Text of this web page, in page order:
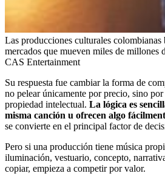
Las producciones culturales colombianas
mercados que mueven miles de millones
CAS Entertainment
Su respuesta fue cambiar la forma de
no pelear únicamente por precio, sino
propiedad intelectual. La lógica es
misma canción u ofrecen algo
se convierte en el principal factor de
Pero si una producción tiene música
iluminación, vestuario, concepto,
copiar, empieza a competir por valor.